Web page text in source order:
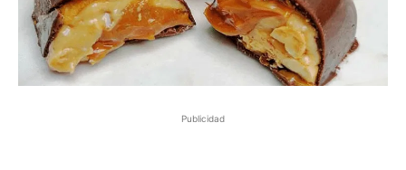
Publicidad